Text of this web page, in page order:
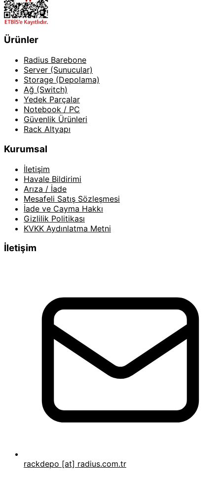
Ürünler
Radius Barebone
Server (Sunucular)
Storage (Depolama)
Ağ (Switch)
Yedek Parçalar
Notebook / PC
Güvenlik Ürünleri
Rack Altyapı
Kurumsal
İletişim
Havale Bildirimi
Arıza / İade
Mesafeli Satış Sözleşmesi
İade ve Cayma Hakkı
Gizlilik Politikası
KVKK Aydınlatma Metni
İletişim
rackdepo [at] radius.com.tr